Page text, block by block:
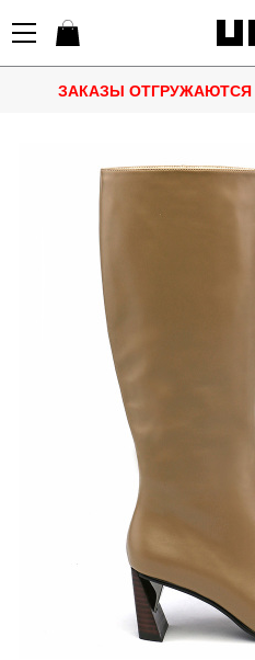
ЗАКАЗЫ ОТГРУЖАЮТСЯ